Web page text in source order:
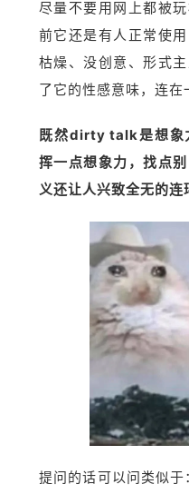
尽量不要用网上都被
前它还是有人正常使
枯燥、没创意、形式
了它的性感意味，连在
既然dirty talk是想象
挥一点想象力，找点
义还让人兴致全无的连
提问的话可以问类似